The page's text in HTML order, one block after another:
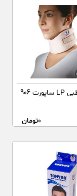
گردن بند طبی LP ساپورت 906
0تومان